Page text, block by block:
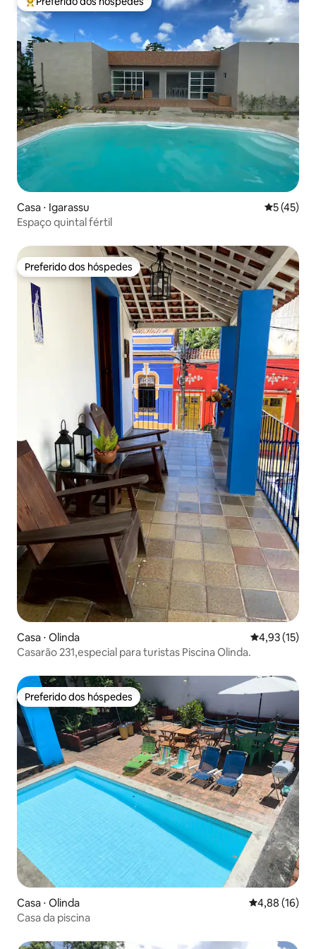
Entre os melhores preferidos dos hóspedes
Casa ⋅ Igarassu 5 de uma
5 (45)
Espaço quintal fértil
Preferido dos hóspedes
Preferido dos hóspedes
Casa ⋅ Olinda 4,93 de uma
4,93 (15)
Casarão 231,especial para turistas Piscina Olinda.
Preferido dos hóspedes
Preferido dos hóspedes
Casa ⋅ Olinda 4,88 de uma
4,88 (16)
Casa da piscina